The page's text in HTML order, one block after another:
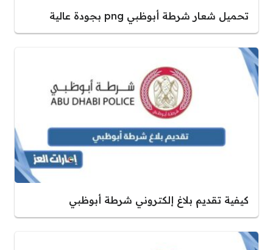
تحميل شعار شرطة أبوظبي png بجودة عالية
كيفية تقديم بلاغ إلكتروني شرطة أبوظبي